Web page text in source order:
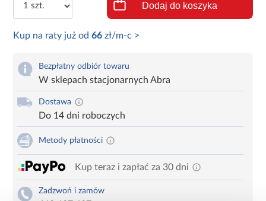
Dodaj do koszyka
Kup na raty już od66 zł/m-c >
Bezpłatny odbiór towaru
W sklepach stacjonarnych Abra
Dostawa
Do 14 dni roboczych
Metody płatności
Kup teraz i zapłać za 30 dni
Zadzwoń i zamów